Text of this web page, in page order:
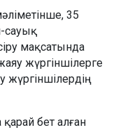
35
сауық
мақсатында
жүргіншілерге
бет алған